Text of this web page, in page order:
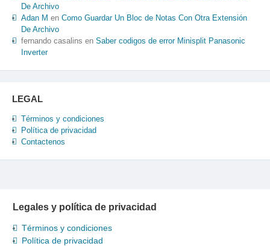
De Archivo
Adan M en Como Guardar Un Bloc de Notas Con Otra Extensión
De Archivo
fernando casalins en Saber codigos de error Minisplit Panasonic
Inverter
LEGAL
Términos y condiciones
Política de privacidad
Contactenos
Legales y política de privacidad
Términos y condiciones
Política de privacidad